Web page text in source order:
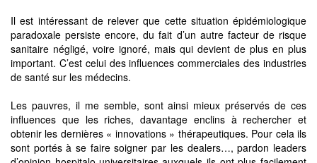
Il est intéressant de relever que cette situation épidémiologique
paradoxale persiste encore, du fait d’un autre facteur de risque
sanitaire négligé, voire ignoré, mais qui devient de plus en plus
important. C’est celui des influences commerciales des industries
de santé sur les médecins.
Les pauvres, il me semble, sont ainsi mieux préservés de ces
influences que les riches, davantage enclins à rechercher et
obtenir les dernières « innovations » thérapeutiques. Pour cela ils
sont portés à se faire soigner par les dealers…, pardon leaders